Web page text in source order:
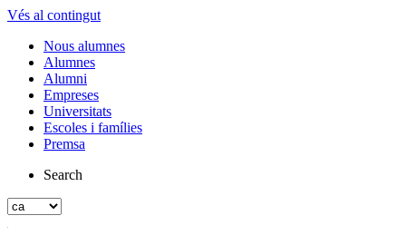
Vés al contingut
Nous alumnes
Alumnes
Alumni
Empreses
Universitats
Escoles i famílies
Premsa
Search